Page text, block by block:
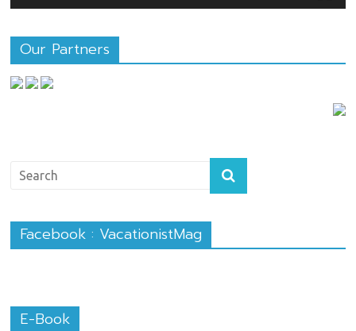
Our Partners
Facebook : VacationistMag
E-Book